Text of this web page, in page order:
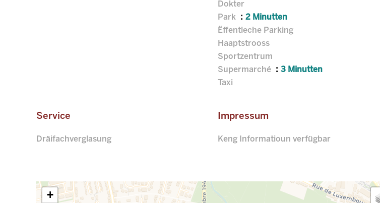
Dokter
Park
2 Minutten
Ëffentleche Parking
Haaptstrooss
Sportzentrum
Supermarché
3 Minutten
Taxi
Service
Dräifachverglasung
Impressum
Keng Informatioun verfügbar
+